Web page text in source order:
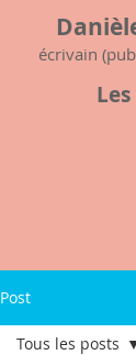
écrivain
Post
Tous les posts